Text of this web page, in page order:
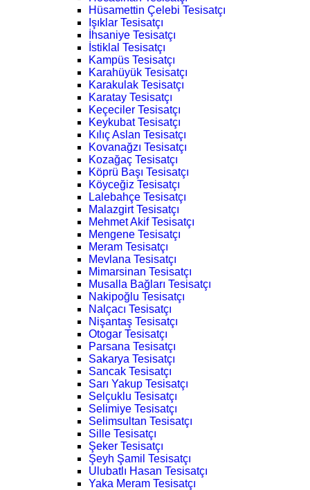
Hüsamettin Çelebi Tesisatçı
Işıklar Tesisatçı
İhsaniye Tesisatçı
İstiklal Tesisatçı
Kampüs Tesisatçı
Karahüyük Tesisatçı
Karakulak Tesisatçı
Karatay Tesisatçı
Keçeciler Tesisatçı
Keykubat Tesisatçı
Kılıç Aslan Tesisatçı
Kovanağzı Tesisatçı
Kozağaç Tesisatçı
Köprü Başı Tesisatçı
Köyceğiz Tesisatçı
Lalebahçe Tesisatçı
Malazgirt Tesisatçı
Mehmet Akif Tesisatçı
Mengene Tesisatçı
Meram Tesisatçı
Mevlana Tesisatçı
Mimarsinan Tesisatçı
Musalla Bağları Tesisatçı
Nakipoğlu Tesisatçı
Nalçacı Tesisatçı
Nişantaş Tesisatçı
Otogar Tesisatçı
Parsana Tesisatçı
Sakarya Tesisatçı
Sancak Tesisatçı
Sarı Yakup Tesisatçı
Selçuklu Tesisatçı
Selimiye Tesisatçı
Selimsultan Tesisatçı
Sille Tesisatçı
Şeker Tesisatçı
Şeyh Şamil Tesisatçı
Ulubatlı Hasan Tesisatçı
Yaka Meram Tesisatçı